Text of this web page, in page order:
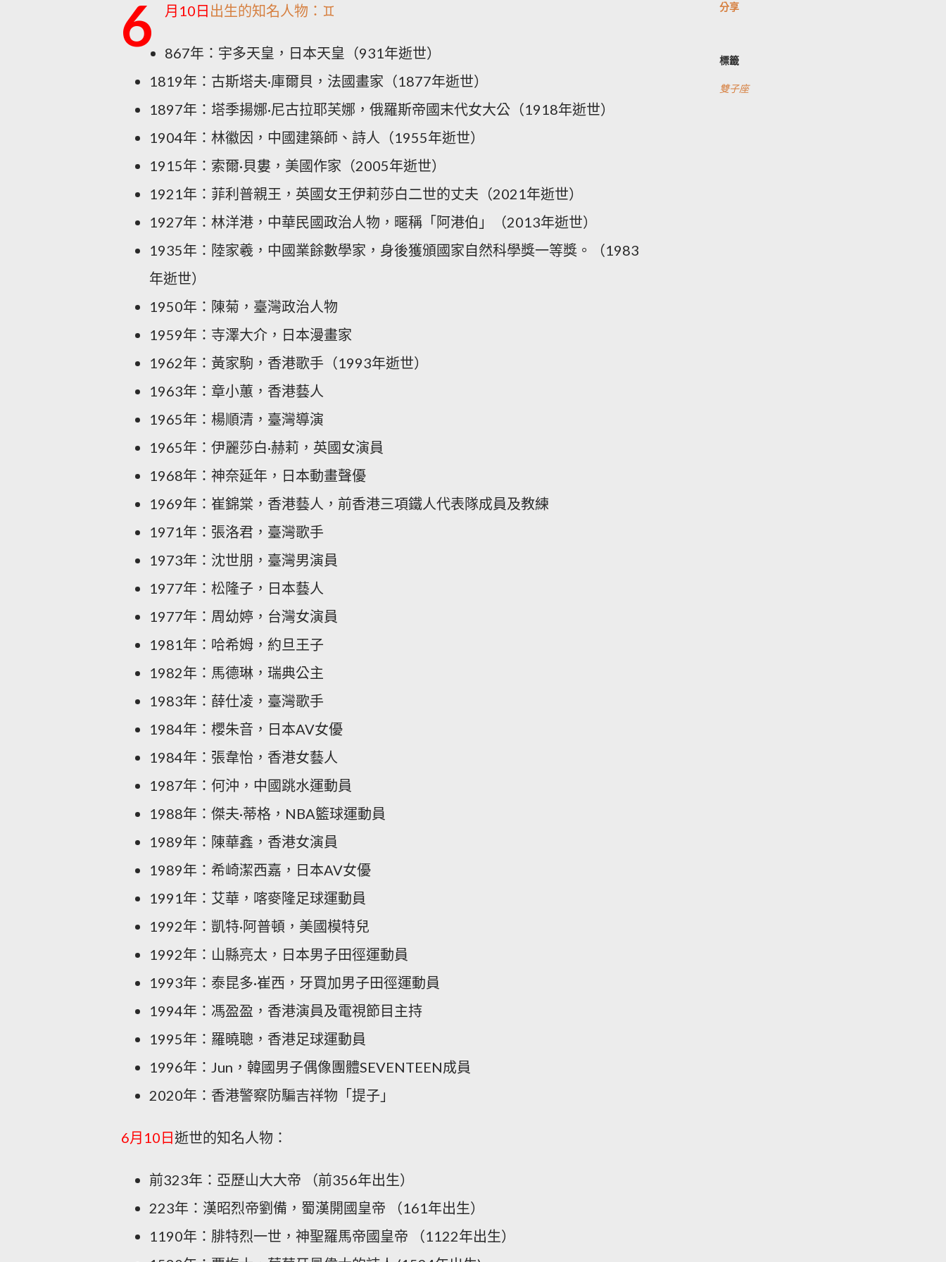
6 月10日 出生的知名人物：♊️
867年：宇多天皇，日本天皇（931年逝世）
1819年：古斯塔夫·庫爾貝，法國畫家（1877年逝世）
1897年：塔季揚娜·尼古拉耶芙娜，俄羅斯帝國末代女大公（1918年逝世）
1904年：林徽因，中國建築師、詩人（1955年逝世）
1915年：索爾·貝婁，美國作家（2005年逝世）
1921年：菲利普親王，英國女王伊莉莎白二世的丈夫（2021年逝世）
1927年：林洋港，中華民國政治人物，暱稱「阿港伯」（2013年逝世）
1935年：陸家羲，中國業餘數學家，身後獲頒國家自然科學獎一等獎。（1983
年逝世）
1950年：陳菊，臺灣政治人物
1959年：寺澤大介，日本漫畫家
1962年：黃家駒，香港歌手（1993年逝世）
1963年：章小蕙，香港藝人
1965年：楊順清，臺灣導演
1965年：伊麗莎白·赫莉，英國女演員
1968年：神奈延年，日本動畫聲優
1969年：崔錦棠，香港藝人，前香港三項鐵人代表隊成員及教練
1971年：張洛君，臺灣歌手
1973年：沈世朋，臺灣男演員
1977年：松隆子，日本藝人
1977年：周幼婷，台灣女演員
1981年：哈希姆，約旦王子
1982年：馬德琳，瑞典公主
1983年：薛仕凌，臺灣歌手
1984年：櫻朱音，日本AV女優
1984年：張韋怡，香港女藝人
1987年：何沖，中國跳水運動員
1988年：傑夫·蒂格，NBA籃球運動員
1989年：陳華鑫，香港女演員
1989年：希崎潔西嘉，日本AV女優
1991年：艾華，喀麥隆足球運動員
1992年：凱特·阿普頓，美國模特兒
1992年：山縣亮太，日本男子田徑運動員
1993年：泰昆多·崔西，牙買加男子田徑運動員
1994年：馮盈盈，香港演員及電視節目主持
1995年：羅曉聰，香港足球運動員
1996年：Jun，韓國男子偶像團體SEVENTEEN成員
2020年：香港警察防騙吉祥物「提子」
6月10日逝世的知名人物：
前323年：亞歷山大大帝 （前356年出生）
223年：漢昭烈帝劉備，蜀漢開國皇帝 （161年出生）
1190年：腓特烈一世，神聖羅馬帝國皇帝 （1122年出生）
分享
標籤
雙子座